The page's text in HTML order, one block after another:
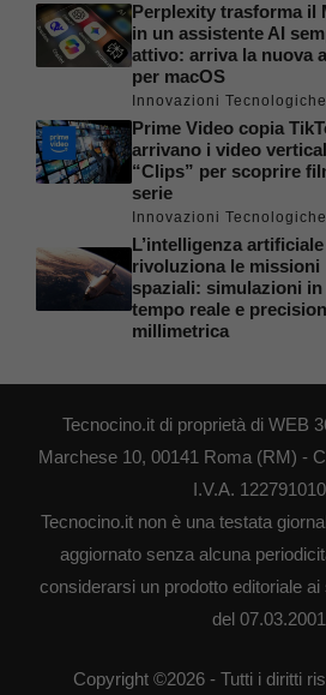
Perplexity trasforma il
in un assistente AI
attivo: arriva la nuova
per macOS
Innovazioni Tecnologiche
Prime Video copia
arrivano i video
“Clips” per scoprire
serie
Innovazioni Tecnologiche
L’intelligenza artificiale
rivoluziona le missioni
spaziali: simulazioni in
tempo reale e
millimetrica
Tecnocino.it di proprietà di WEB
Marchese 10, 00141 Roma (RM) -
I.V.A.
Tecnocino.it non è una testata
aggiornato senza alcuna
considerarsi un prodotto editoriale
del 07.03.2001
Copyright ©2026 - Tutti i diritti